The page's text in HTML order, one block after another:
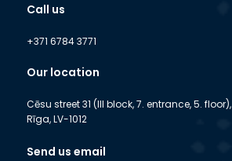
Call us
+371 6784 3771
Our location
Cēsu street 31 (III block, 7. entrance, 5. floor),
Rīga, LV-1012
Send us email